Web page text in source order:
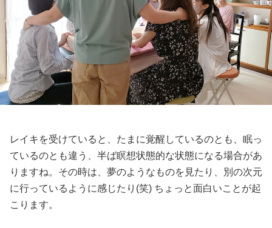
レイキを受けていると、たまに覚醒しているのとも、眠っ
ているのとも違う、半ば瞑想状態的な状態になる場合があ
りますね。その時は、夢のようなものを見たり、別の次元
に行っているように感じたり(笑) ちょっと面白いことが起
こります。